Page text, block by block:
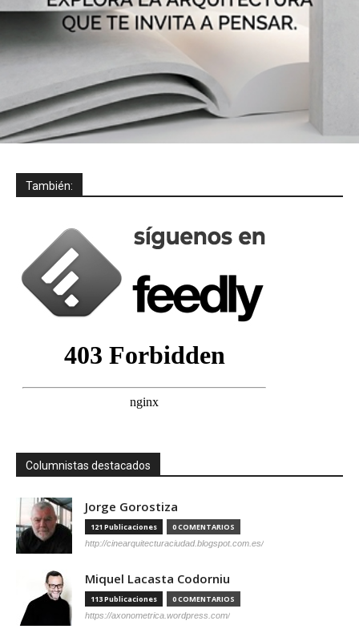
También:
Columnistas destacados
Jorge Gorostiza
121 Publicaciones 0 COMENTARIOS
http://cinearquitecturaciudad.blogspot.com.es/
Miquel Lacasta Codorniu
113 Publicaciones 0 COMENTARIOS
https://axonometrica.wordpress.com/